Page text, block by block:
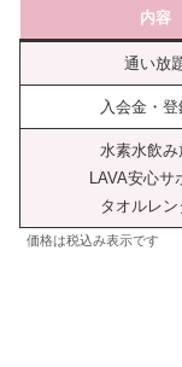
内容
通い放
入会金・
水素水飲み
LAVA安心サ
タオルレン
価格は税込み表示です